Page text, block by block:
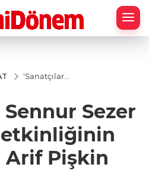
'Sanatçılar
etkinliğinin
Pişkin
Sennur Sezer
Arif Pişkin